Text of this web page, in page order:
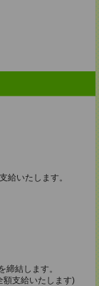
給いたします。
結します。
支給いたします)